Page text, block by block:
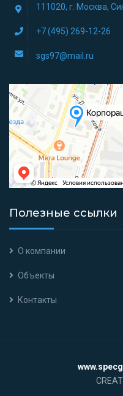
111020, г. Москва,
+7 (495) 269-12-26
sgs97@mail.ru
Полезные ссылки
О компании
Объекты
Контакты